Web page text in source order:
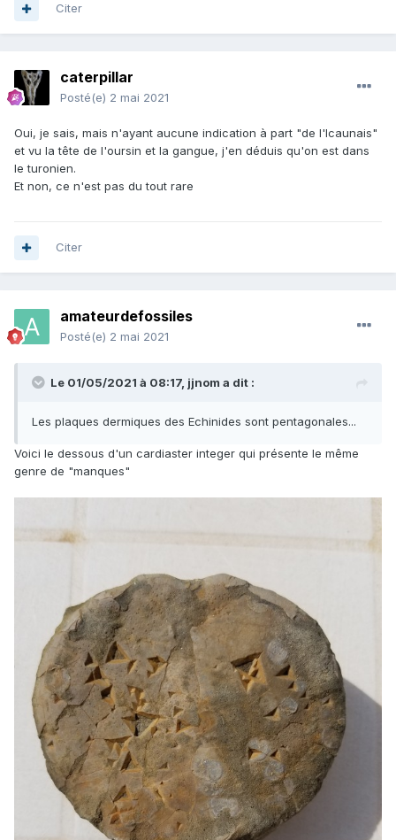
Citer
caterpillar
Posté(e) 2 mai 2021
Oui, je sais, mais n'ayant aucune indication à part "de l'Icaunais"
et vu la tête de l'oursin et la gangue, j'en déduis qu'on est dans
le turonien.
Et non, ce n'est pas du tout rare
Citer
amateurdefossiles
Posté(e) 2 mai 2021
Le 01/05/2021 à 08:17, jjnom a dit :
Les plaques dermiques des Echinides sont pentagonales...
Voici le dessous d'un cardiaster integer qui présente le même
genre de "manques"